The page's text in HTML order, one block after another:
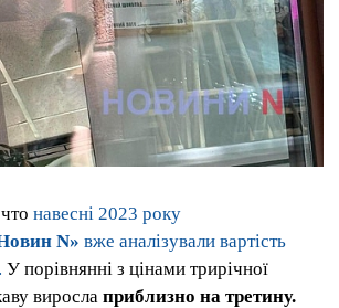
навесні 2023 року
N» вже аналізували вартість
У порівнянні з цінами трирічної
виросла приблизно на третину.